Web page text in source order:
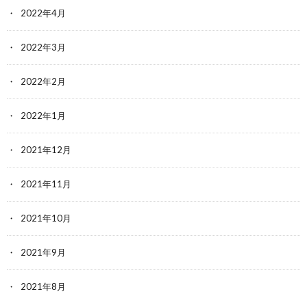
2022年4月
2022年3月
2022年2月
2022年1月
2021年12月
2021年11月
2021年10月
2021年9月
2021年8月